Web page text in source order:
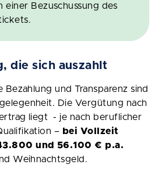
einer Bezuschussung des
die sich auszahlt
Bezahlung und Transparenz sind
Die Vergütung nach
liegt - je nach beruflicher
– bei Vollzeit
und 56.100 € p.a.
Weihnachtsgeld.